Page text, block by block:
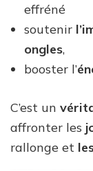
effréné
soutenir
ongles,
booster l’
C’est un
affronter les
rallonge et